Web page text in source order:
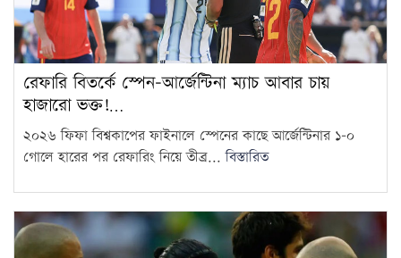
13
প্রাথমিকে ১৪ হাজার শিক্ষক
যোগদানের সময় জানাল মন্ত্রণালয়
দেশের প্রতিটি জরাজীর্ণ স্টেডিয়াম
প্রতিমন্ত্রী
15
স্থাপনের ফিজিবিলিটি স্টাডি চলছে:
রেলপথ প্রতিমন্ত্রী
রেফারি বিতর্কে স্পেন-আর্জেন্টিনা ম্যাচ আবার চায়
হাজারো ভক্ত!…
২০২৬ ফিফা বিশ্বকাপের ফাইনালে স্পেনের কাছে আর্জেন্টিনার ১-০
গোলে হারের পর রেফারিং নিয়ে তীব্র...বিস্তারিত